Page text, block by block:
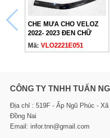
CHE MƯA CHO VELOZ
2022- 2023 ĐEN CHỮ
TRẮNG
Mã: VLO2221E051
CÔNG TY TNHH TUẤN
Địa chỉ : 519F - Ấp Ngũ Phúc -
Đồng Nai
Email: infor.tnn@gmail.com